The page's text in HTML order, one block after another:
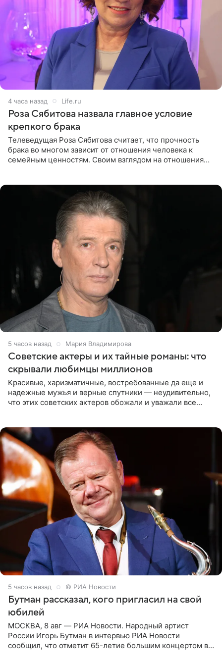
4 часа назад Life.ru
Роза Сябитова назвала главное условие
крепкого брака
Телеведущая Роза Сябитова считает, что прочность
брака во многом зависит от отношения человека к
семейным ценностям. Своим взглядом на отношения
5 часов назад Мария Владимирова
Советские актеры и их тайные романы: что
скрывали любимцы миллионов
Красивые, харизматичные, востребованные да еще и
надежные мужья и верные спутники — неудивительно,
что этих советских актеров обожали и уважали все
5 часов назад © РИА Новости
Бутман рассказал, кого пригласил на свой
юбилей
МОСКВА, 8 авг — РИА Новости. Народный артист
России Игорь Бутман в интервью РИА Новости
сообщил, что отметит 65-летие большим концертом в